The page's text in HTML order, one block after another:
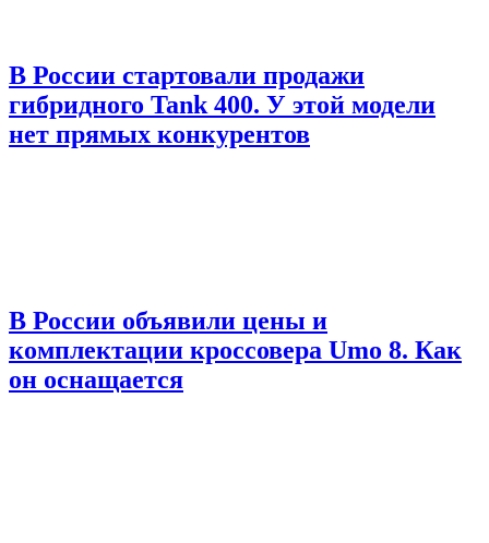
В России стартовали продажи
гибридного Tank 400. У этой модели
нет прямых конкурентов
В России объявили цены и
комплектации кроссовера Umo 8. Как
он оснащается